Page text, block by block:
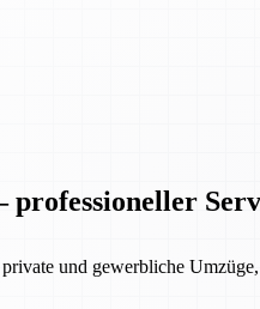
professioneller
und gewerbliche